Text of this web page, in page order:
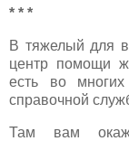
* * *
В тяжелый для
центр помощи
есть во
справочной
Там вам